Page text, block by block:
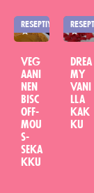
RESEPTIYHTEISTYÖ
Veg
aani
nen
Bisc
off-
mou
s­
seka
kku
Tällä reseptillä
Drea
my
Vani
lla
kak
ku